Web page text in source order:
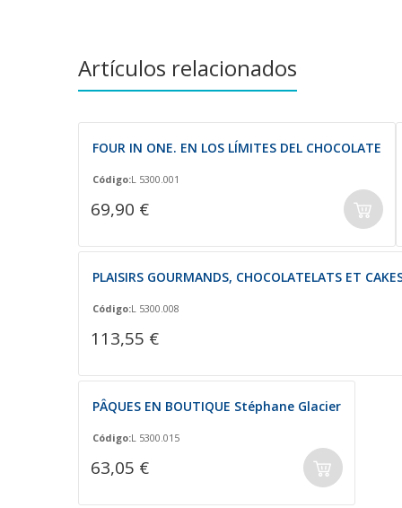
Artículos relacionados
FOUR IN ONE. EN LOS LÍMITES DEL CHOCOLATE
Código:L 5300.001
69,90 €
PLAISIRS GOURMANDS, CHOCOLATELATS ET
Código:L 5300.008
113,55 €
PÂQUES EN BOUTIQUE Stéphane Glacier
Código:L 5300.015
63,05 €